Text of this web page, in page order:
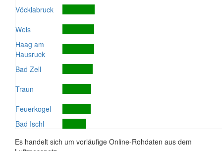
Vöcklabruck
Wels
Haag am
Hausruck
Bad Zell
Traun
Feuerkogel
Bad Ischl
Es handelt sich um vorläufige Online-Rohdaten aus dem